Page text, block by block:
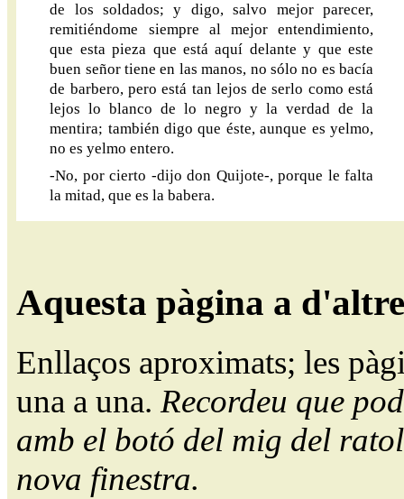
de los soldados; y digo, salvo mejor parecer,
remitiéndome siempre al mejor entendimiento,
que esta pieza que está aquí delante y que este
buen señor tiene en las manos, no sólo no es bacía
de barbero, pero está tan lejos de serlo como está
lejos lo blanco de lo negro y la verdad de la
mentira; también digo que éste, aunque es yelmo,
no es yelmo entero.
-No, por cierto -dijo don Quijote-, porque le falta
la mitad, que es la babera.
Aquesta pàgina a
Enllaços aproximats; les
una a una. Recordeu que
amb el botó del mig del
nova finestra.